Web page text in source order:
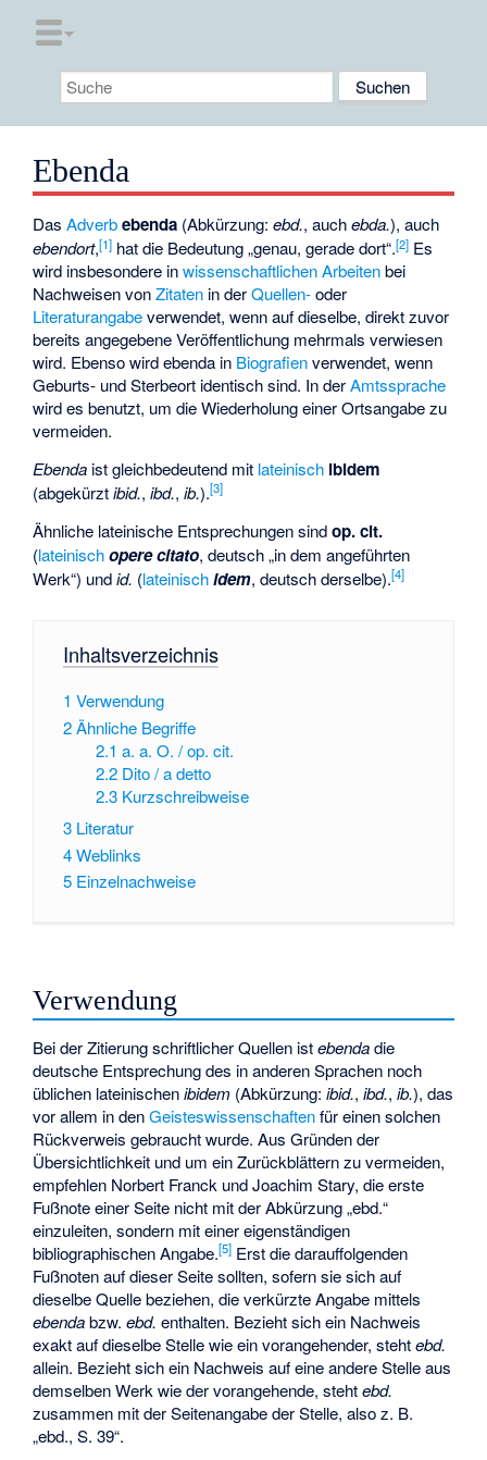
Ebenda
DasAdverb ebenda (Abkürzung:ebd., auchebda.), auch
ebendort,[1] hat die Bedeutung „genau, gerade dort“.[2] Es
wird insbesondere inwissenschaftlichen Arbeitenbei
Nachweisen vonZitaten in derQuellen-oder
Literaturangabeverwendet, wenn auf dieselbe, direkt zuvor
bereits angegebene Veröffentlichung mehrmals verwiesen
wird. Ebenso wird ebenda in Biografienverwendet, wenn
Geburts- und Sterbeort identisch sind. In derAmtssprache
wird es benutzt, um die Wiederholung einer Ortsangabe zu
vermeiden.
Ebenda ist gleichbedeutend mit lateinisch ibidem
(abgekürztibid.,ibd.,ib.).[3]
Ähnliche lateinische Entsprechungen sindop. cit.
(lateinisch opere citato, deutsch „in dem angeführten
Werk“) undid. (lateinisch idem, deutsch derselbe).[4]
Inhaltsverzeichnis
1 Verwendung
2Ähnliche Begriffe
2.1 a. a. O. / op. cit.
2.2 Dito / a detto
2.3 Kurzschreibweise
3 Literatur
4Weblinks
5 Einzelnachweise
Verwendung
Bei der Zitierung schriftlicher Quellen istebendadie
deutsche Entsprechung des in anderen Sprachen noch
üblichen lateinischenibidem (Abkürzung:ibid.,ibd.,ib.), das
vor allem in denGeisteswissenschaftenfür einen solchen
Rückverweis gebraucht wurde. Aus Gründen der
Übersichtlichkeit und um ein Zurückblättern zu vermeiden,
empfehlen Norbert Franck und Joachim Stary, die erste
Fußnote einer Seite nicht mit der Abkürzung „ebd.“
einzuleiten, sondern mit einer eigenständigen
bibliographischen Angabe.[5] Erst die darauffolgenden
Fußnoten auf dieser Seite sollten, sofern sie sich auf
dieselbe Quelle beziehen, die verkürzte Angabe mittels
ebendabzw.ebd. enthalten. Bezieht sich ein Nachweis
exakt auf dieselbe Stelle wie ein vorangehender, stehtebd.
allein. Bezieht sich ein Nachweis auf eine andere Stelle aus
demselben Werk wie der vorangehende, stehtebd.
zusammen mit der Seitenangabe der Stelle, also z. B.
„ebd., S. 39“.